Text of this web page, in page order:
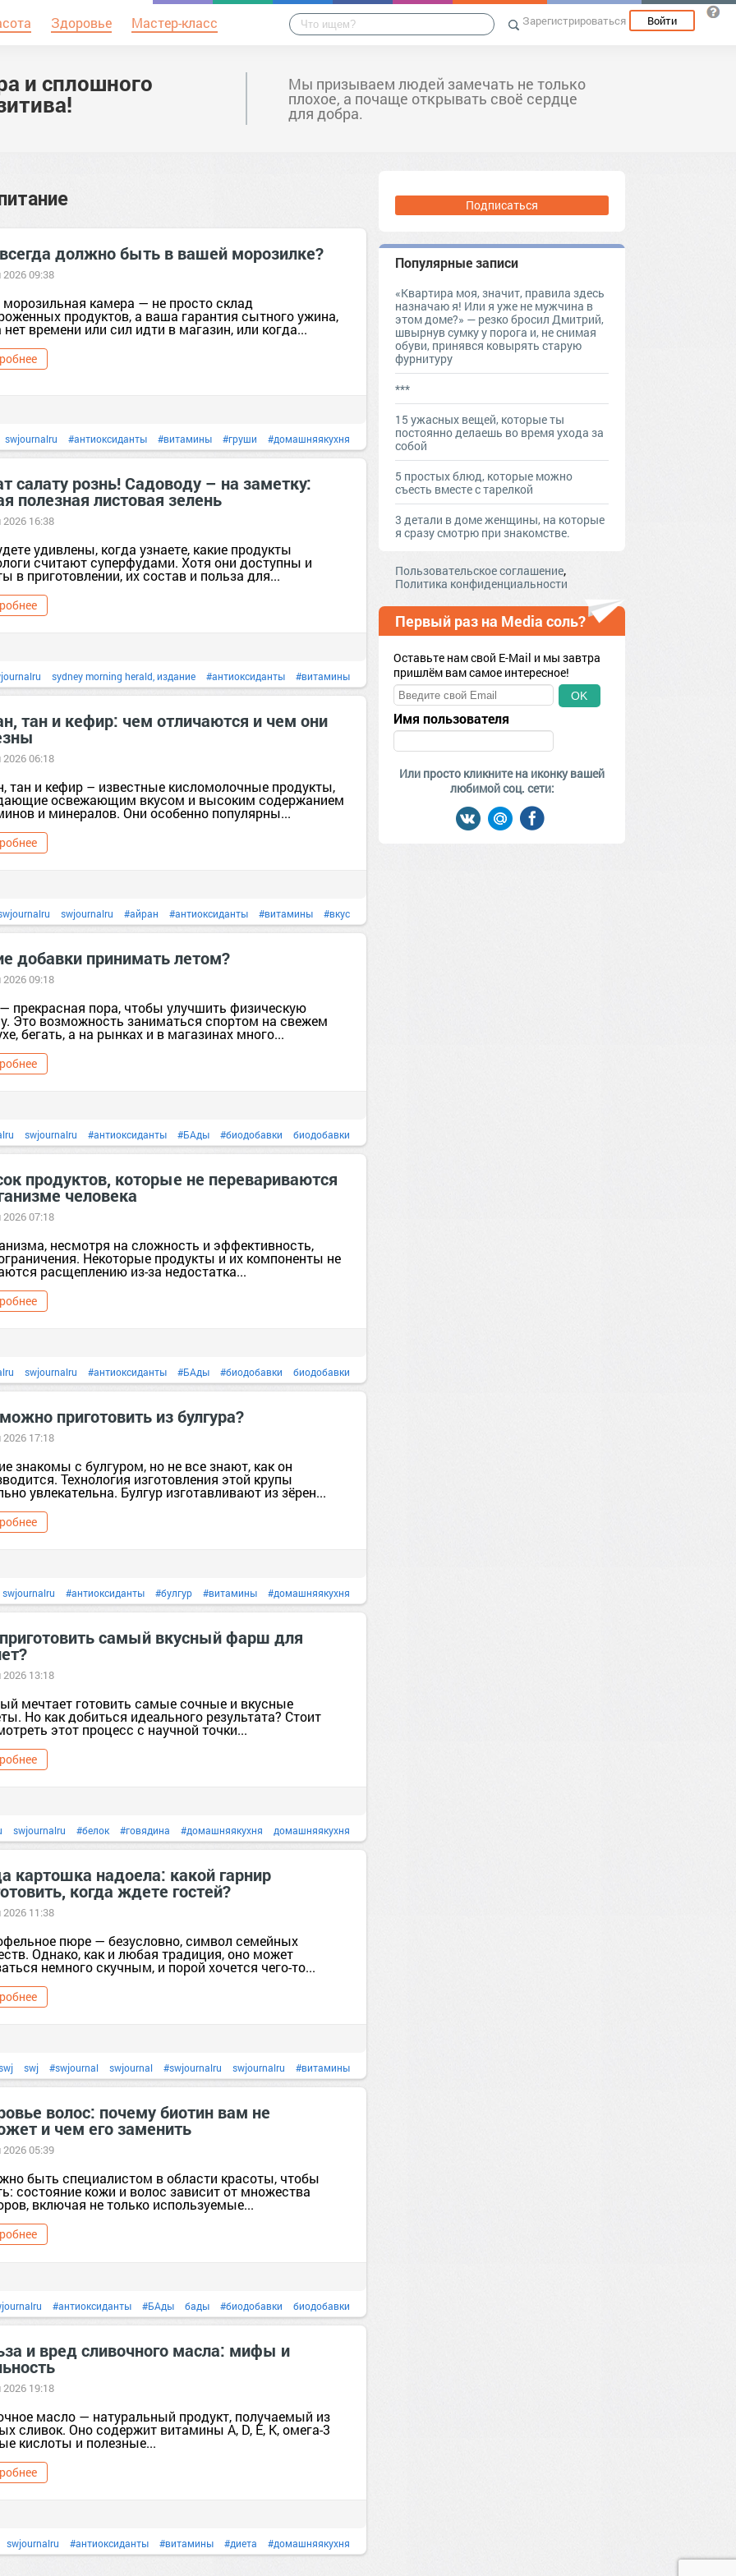
Здоровье Мастер-класс Зарегистрироваться Войти
и сплошного Мы призываем людей замечать не только
плохое, а почаще открывать своё сердце
для добра.
должно быть в вашей морозилке?
09:38
камера — не просто склад
продуктов, а ваша гарантия сытного ужина,
нет времени или сил идти в магазин, или когда...
swjournalru #антиоксиданты #витамины #груши #домашняякухня
продукты #простыерецепты #рецепты #рецептысфото
салату рознь! Садоводу – на заметку:
полезная листовая зелень
16:38
удивлены, когда узнаете, какие продукты
считают суперфудами. Хотя они доступны и
в приготовлении, их состав и польза для...
sydney morning herald, издание #антиоксиданты #витамины
#продукты продукты
тан и кефир: чем отличаются и чем они
06:18
тан и кефир – известные кисломолочные продукты,
освежающим вкусом и высоким содержанием
и минералов. Они особенно популярны...
swjournalru #айран #антиоксиданты #витамины #вкус
#продукты
добавки принимать летом?
09:18
прекрасная пора, чтобы улучшить физическую
Это возможность заниматься спортом на свежем
бегать, а на рынках и в магазинах много...
swjournalru #антиоксиданты #БАды #биодобавки биодобавки
правильноепитание #продукты продукты снт. Диета [658670]
продуктов, которые не перевариваются
человека
07:18
несмотря на сложность и эффективность,
Некоторые продукты и их компоненты не
расщеплению из-за недостатка...
swjournalru #антиоксиданты #БАды #биодобавки биодобавки
#продукты Рыба
приготовить из булгура?
17:18
знакомы с булгуром, но не все знают, как он
Технология изготовления этой крупы
увлекательна. Булгур изготавливают из зёрен...
swjournalru #антиоксиданты #булгур #витамины #домашняякухня
продукты #рецепты рецепты #рецептысфото
самый вкусный фарш для
13:18
мечтает готовить самые сочные и вкусные
Но как добиться идеального результата? Стоит
этот процесс с научной точки...
swjournalru #белок #говядина #домашняякухня домашняякухня
#протеин #рецепты рецепты #рецептысфото
картошка надоела: какой гарнир
когда ждете гостей?
11:38
пюре — безусловно, символ семейных
Однако, как и любая традиция, оно может
немного скучным, и порой хочется чего-то...
swj #swjournal swjournal #swjournalru swjournalru #витамины
правильноепитание #продукты
#рецепты
волос: почему биотин вам не
и чем его заменить
05:39
быть специалистом в области красоты, чтобы
состояние кожи и волос зависит от множества
включая не только используемые...
#антиоксиданты #БАды бады #биодобавки биодобавки
#польза польза правильноепитание
снт. Диета [658670]
и вред сливочного масла: мифы и
19:18
масло — натуральный продукт, получаемый из
сливок. Оно содержит витамины A, D, E, K, омега-3
кислоты и полезные...
swjournalru #антиоксиданты #витамины #диета #домашняякухня
Подписаться
Популярные записи
«Квартира моя, значит, правила здесь
назначаю я! Или я уже не мужчина в
этом доме?» — резко бросил Дмитрий,
швырнув сумку у порога и, не снимая
обуви, принявся ковырять старую
фурнитуру
***
15 ужасных вещей, которые ты
постоянно делаешь во время ухода за
собой
5 простых блюд, которые можно
съесть вместе с тарелкой
3 детали в доме женщины, на которые
я сразу смотрю при знакомстве.
Пользовательское соглашение,
Политика конфиденциальности
Первый раз на Media соль?
Оставьте нам свой E-Mail и мы завтра
пришлём вам самое интересное!
OK
Имя пользователя
Или просто кликните на иконку вашей
любимой соц. сети: